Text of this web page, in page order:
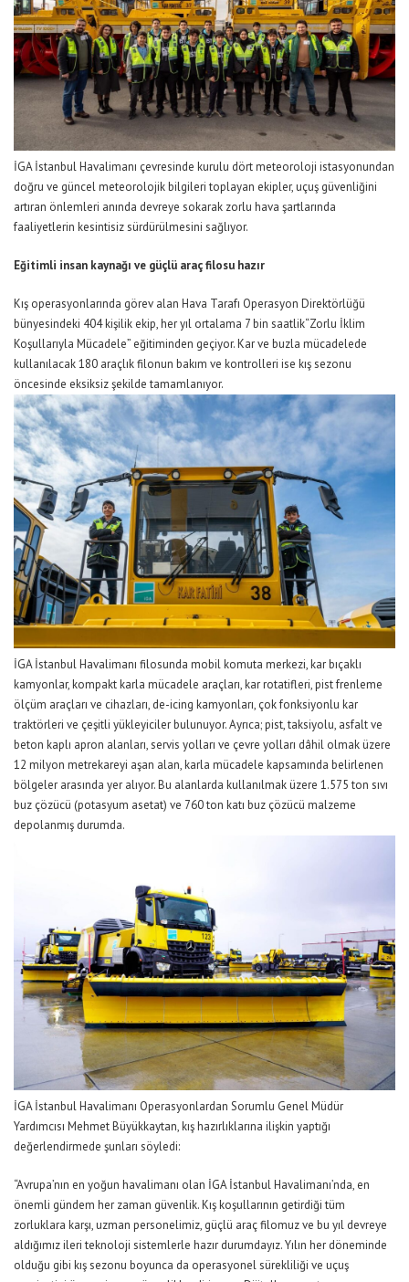
İGA İstanbul Havalimanı çevresinde kurulu dört meteoroloji istasyonundan
doğru ve güncelmeteorolojik bilgileri toplayan ekipler,uçuş güvenliğini
artıran önlemleri anında devreye sokarak zorlu hava şartlarında
faaliyetlerin kesintisiz sürdürülmesini sağlıyor.
Eğitimli insan kaynağı ve güçlü araç filosu hazır
Kış operasyonlarında görev alan Hava Tarafı Operasyon Direktörlüğü
bünyesindeki 404 kişilik ekip, her yıl ortalama 7 bin saatlik“Zorlu İklim
Koşullarıyla Mücadele” eğitiminden geçiyor. Kar ve buzla mücadelede
kullanılacak 180 araçlık filonun bakım ve kontrolleri ise kış sezonu
öncesinde eksiksiz şekilde tamamlanıyor.
İGA İstanbul Havalimanı filosunda mobil komuta merkezi, kar bıçaklı
kamyonlar, kompakt karla mücadele araçları, kar rotatifleri, pist frenleme
ölçüm araçları ve cihazları, de-icing kamyonları, çok fonksiyonlu kar
traktörleri ve çeşitli yükleyiciler bulunuyor.Ayrıca; pist, taksiyolu, asfalt ve
beton kaplı apron alanları, servis yolları ve çevre yolları dâhil olmak üzere
12 milyon metrekareyi aşan alan, karla mücadele kapsamında belirlenen
bölgeler arasında yer alıyor. Bu alanlarda kullanılmak üzere 1.575 ton sıvı
buz çözücü (potasyum asetat) ve 760 ton katı buz çözücü malzeme
depolanmış durumda.
İGA İstanbul Havalimanı Operasyonlardan Sorumlu Genel Müdür
Yardımcısı Mehmet Büyükkaytan, kış hazırlıklarına ilişkin yaptığı
değerlendirmede şunları söyledi:
“Avrupa’nın en yoğun havalimanı olan İGA İstanbul Havalimanı’nda, en
önemli gündem her zaman güvenlik. Kış koşullarının getirdiği tüm
zorluklara karşı, uzman personelimiz, güçlü araç filomuz ve bu yıl devreye
aldığımız ileri teknoloji sistemlerle hazır durumdayız. Yılın her döneminde
olduğu gibi kış sezonu boyunca da operasyonel sürekliliği ve uçuş